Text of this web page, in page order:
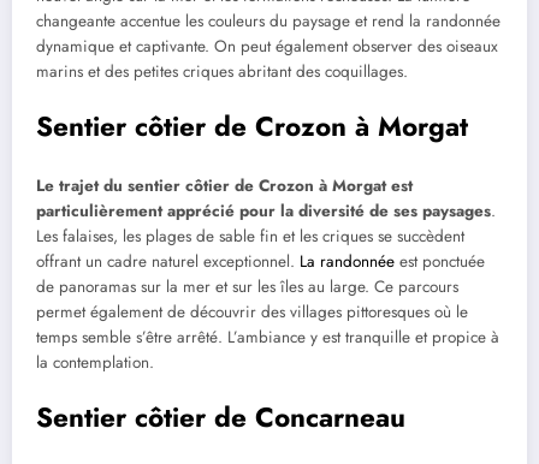
changeante accentue les couleurs du paysage et rend la randonnée
dynamique et captivante. On peut également observer des oiseaux
marins et des petites criques abritant des coquillages.
Sentier côtier de Crozon à Morgat
Le trajet du sentier côtier de Crozon à Morgat est
particulièrement apprécié pour la diversité de ses paysages.
Les falaises, les plages de sable fin et les criques se succèdent
offrant un cadre naturel exceptionnel. La randonnée est ponctuée
de panoramas sur la mer et sur les îles au large. Ce parcours
permet également de découvrir des villages pittoresques où le
temps semble s’être arrêté. L’ambiance y est tranquille et propice à
la contemplation.
Sentier côtier de Concarneau